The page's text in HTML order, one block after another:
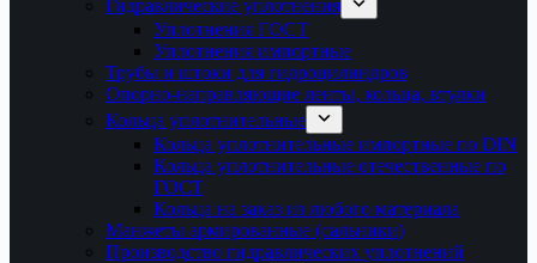
Гидравлические уплотнения
Уплотнения ГОСТ
Уплотнения импортные
Трубы и штоки для гидроцилиндров
Опорно-направляющие ленты, кольца, втулки
Кольца уплотнительные
Кольца уплотнительные импортные по DIN
Кольца уплотнительные отечественные по
ГОСТ
Кольца на заказ из любого материала
Манжеты армированные (сальники)
Производство гидравлических уплотнений